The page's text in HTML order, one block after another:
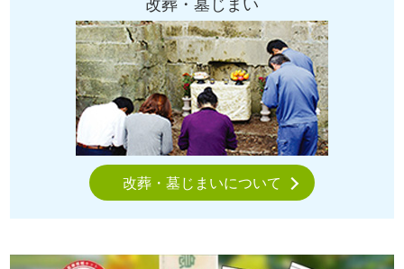
改葬・墓じまい
改葬・墓じまいについて